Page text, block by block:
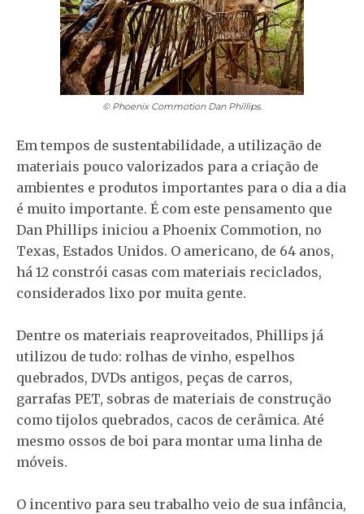
© Phoenix CommotionDan Phillips.
Em tempos de sustentabilidade, a utilização de
materiais pouco valorizados para a criação de
ambientes e produtos importantes para o dia a dia
é muito importante. É com este pensamento que
Dan Phillips iniciou a Phoenix Commotion, no
Texas, Estados Unidos. O americano, de 64 anos,
há 12 constrói casas com materiais reciclados,
considerados lixo por muita gente.
Dentre os materiais reaproveitados, Phillips já
utilizou de tudo: rolhas de vinho, espelhos
quebrados, DVDs antigos, peças de carros,
garrafas PET, sobras de materiais de construção
como tijolos quebrados, cacos de cerâmica. Até
mesmo ossos de boi para montar uma linha de
móveis.
O incentivo para seu trabalho veio de sua infância,